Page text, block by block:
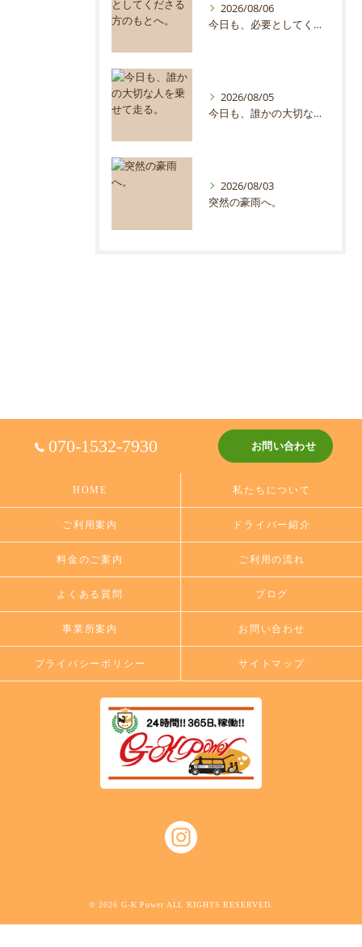
2026/08/06
今日も、必要としてくださる方のもとへ。
2026/08/05
今日も、誰かの大切な人を乗せて走る。
2026/08/03
突然の豪雨へ。
070-1532-7930 お問い合わせ
HOME 私たちについて
ご利用案内 ドライバー紹介
料金のご案内 ご利用の流れ
よくある質問 ブログ
事業所案内 お問い合わせ
プライバシーポリシー サイトマップ
© 2026 G-K Power ALL RIGHTS RESERVED.